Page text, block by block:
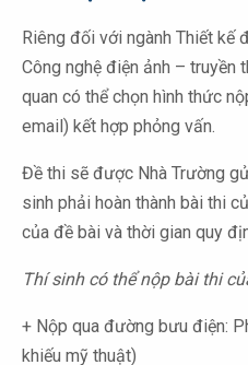
Riêng đối với ngành Thiết kế
Công nghệ điện ảnh – truyền
quan có thể chọn hình thức
email) kết hợp phỏng vấn.
Đề thi sẽ được Nhà Trường
sinh phải hoàn thành bài thi
của đề bài và thời gian quy
Thí sinh có thể nộp bài thi
+ Nộp qua đường bưu điện:
khiếu mỹ thuật)